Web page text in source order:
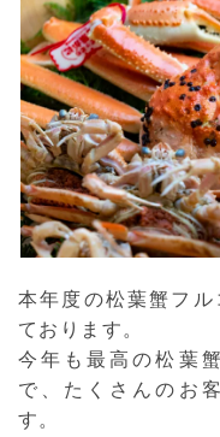
本年度の松葉蟹フ
ております。
今年も最高の松葉
で、たくさんのお
す。